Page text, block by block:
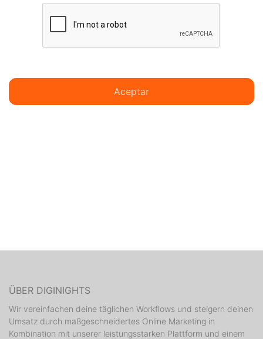
Aceptar
ÜBER DIGINIGHTS
Wir vereinfachen deine täglichen Workflows und steigern deinen
Umsatz durch maßgeschneidertes Online Marketing in
Kombination mit unserer leistungsstarken Plattform und einem